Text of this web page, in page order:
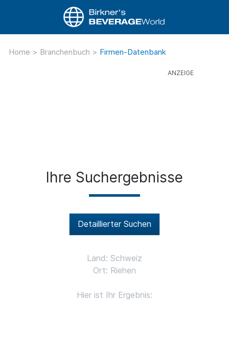
Home > Branchenbuch > Firmen-Datenbank
Ihre Suchergebnisse
Detaillierter Suchen
Land: Schweiz
Ort: Riehen
Hier ist Ihr Ergebnis: